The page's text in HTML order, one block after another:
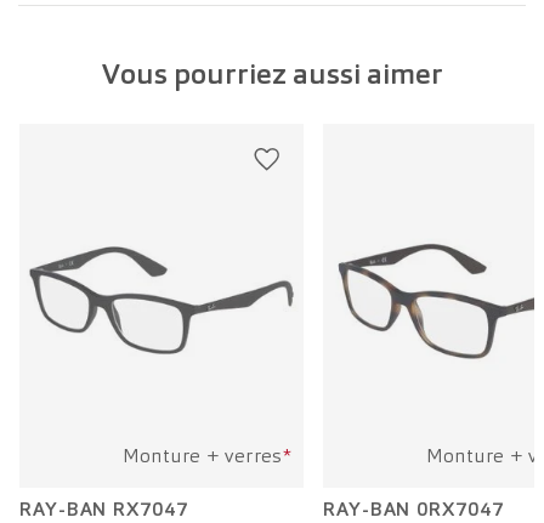
Largeur verre: 50 mm
Vous pourriez aussi aimer
Monture + verres*
RAY-BAN RX7047
Monture +
RAY-BAN 0RX7047